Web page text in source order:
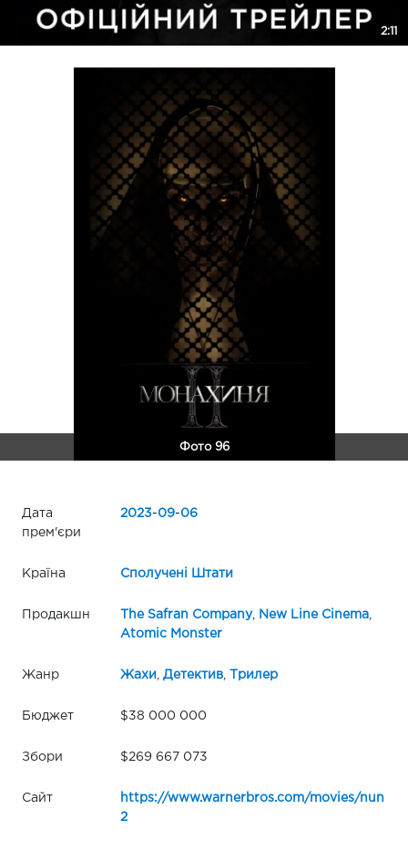
2:11
Фото 96
Дата
прем'єри
2023-09-06
Країна Сполучені Штати
Продакшн The Safran Company, New Line Cinema,
Atomic Monster
Жанр Жахи Детектив, Трилер
Бюджет $38 000 000
Збори $269 667 073
Сайт
https://www.warnerbros.com/movies/nun
2